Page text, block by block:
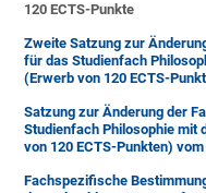
120 ECTS-Punkte
Zweite Satzung zur
für das Studienfach
(Erwerb von 120 ECTS-
Satzung zur Änderung der
Studienfach Philosophie
von 120 ECTS-Punkten)
Fachspezifische